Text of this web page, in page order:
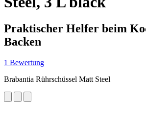
Praktischer Helfer beim
Backen
1 Bewertung
Brabantia Rührschüssel Matt Steel